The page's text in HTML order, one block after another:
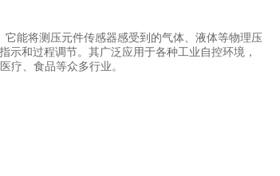
能将测压元件传感器感受到的气体、液体等物理压
示和过程调节。其广泛应用于各种工业自控环境，
疗、食品等众多行业。